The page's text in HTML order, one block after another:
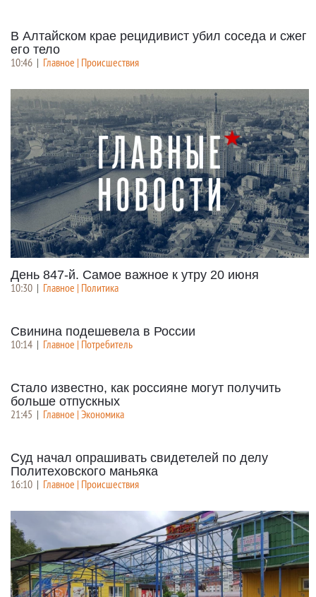
В Алтайском крае рецидивист убил соседа и сжег
его тело
10:46 | Главное | Происшествия
День 847-й. Самое важное к утру 20 июня
10:30 Главное | Политика
Свинина подешевела в России
10:14 Главное | Потребитель
Стало известно, как россияне могут получить
больше отпускных
21:45 Главное | Экономика
Суд начал опрашивать свидетелей по делу
Политеховского маньяка
16:10 Главное | Происшествия